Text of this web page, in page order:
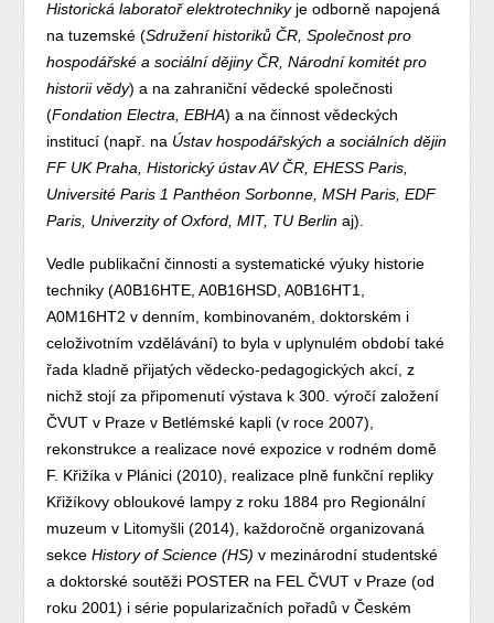
Historická laboratoř elektrotechnikyje odborně napojená
na tuzemské (Sdružení historiků ČR, Společnost pro
hospodářské a sociální dějiny ČR, Národní komitét pro
historii vědy) a na zahraniční vědecké společnosti
(Fondation Electra, EBHA) a na činnost vědeckých
institucí (např. na Ústav hospodářských a sociálních dějin
FF UK Praha, Historický ústav AV ČR, EHESS Paris,
Université Paris 1 Panthéon Sorbonne, MSH Paris, EDF
Paris, Univerzity of Oxford, MIT, TU Berlin aj).
Vedle publikační činnosti a systematické výuky historie
techniky (A0B16HTE, A0B16HSD, A0B16HT1,
A0M16HT2 v denním, kombinovaném, doktorském i
celoživotním vzdělávání) to byla v uplynulém období také
řada kladně přijatých vědecko-pedagogických akcí, z
nichž stojí za připomenutí výstava k 300. výročí založení
ČVUT v Praze v Betlémské kapli (v roce 2007),
rekonstrukce a realizace nové expozice v rodném domě
F. Křižíka v Plánici (2010), realizace plně funkční repliky
Křižíkovy obloukové lampy z roku 1884 pro Regionální
muzeum v Litomyšli (2014), každoročně organizovaná
sekceHistory of Science (HS) v mezinárodní studentské
a doktorské soutěži POSTER na FEL ČVUT v Praze (od
roku 2001) i série popularizačních pořadů v Českém